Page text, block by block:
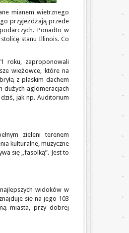
mianem wietrznego
przyjeżdżają przede
Ponadto w
stanu Illinois. Co
roku, zaproponowali
wieżowce, które na
z płaskim dachem
dużych aglomeracjach
jak np. Auditorium
zieleni terenem
kulturalne, muzyczne
się „fasolką”. Jest to
widoków w
się na jego 103
miasta, przy dobrej